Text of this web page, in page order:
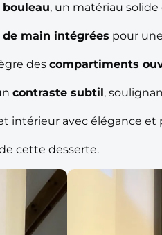
, un matériau
de main intégrées pour
des compartiments
contraste subtil,
intérieur avec élégance et
cette desserte.